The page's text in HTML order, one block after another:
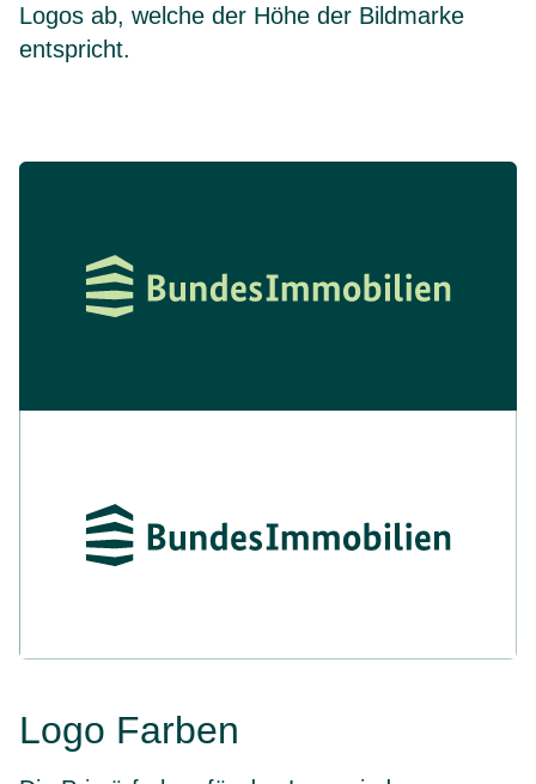
Logos ab, welche der Höhe der Bildmarke
entspricht.
Logo Farben